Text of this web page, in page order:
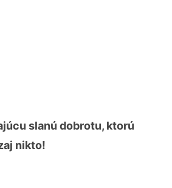
slanú dobrotu, ktorú
nikto!